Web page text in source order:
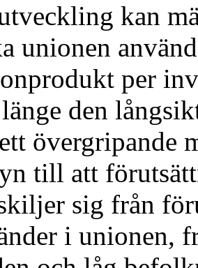
kan
unionen
per
länge den
övergripande
till att
sig från
i unionen,